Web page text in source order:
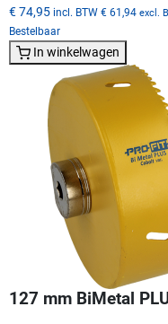
€ 74,95 incl. BTW € 61,94 excl.
Bestelbaar
In winkelwagen
127 mm BiMetal